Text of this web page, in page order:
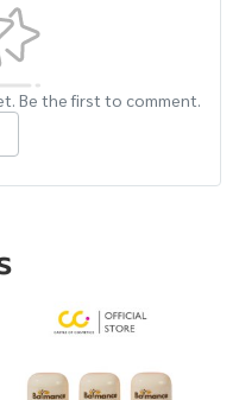
Be the first to comment.